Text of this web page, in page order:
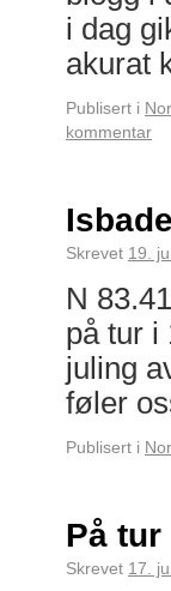
i dag
akurat
Publisert i
kommentar
Skrevet 19.
N
på tur i
juling
føler
Publisert i
På
Skrevet 17.